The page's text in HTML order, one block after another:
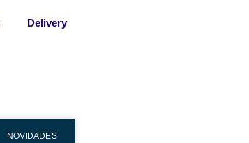
Delivery
NOVIDADES